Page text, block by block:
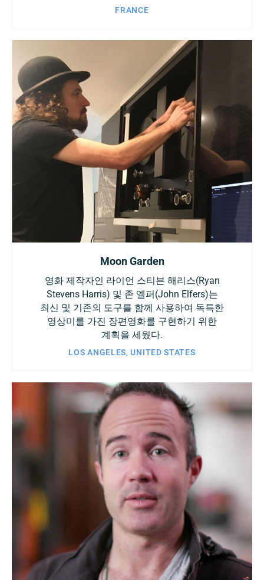
FRANCE
Moon Garden
영화 제작자인 라이언 스티븐 해리스(Ryan
Stevens Harris) 및 존 엘퍼(John Elfers)는
최신 및 기존의 도구를 함께 사용하여 독특한
영상미를 가진 장편영화를 구현하기 위한
계획을 세웠다.
LOS ANGELES, UNITED STATES